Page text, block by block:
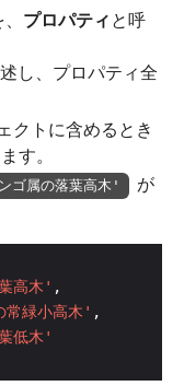
プロパティ と呼
し、プロパティ全
クトに含めるとき
す。
属の落葉高木'
が
高木'
常緑小高木'
低木'